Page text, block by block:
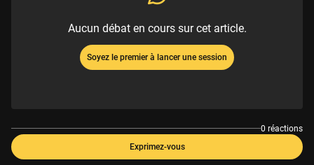
Aucun débat en cours sur cet article.
Soyez le premier à lancer une session
0 réactions
Exprimez-vous